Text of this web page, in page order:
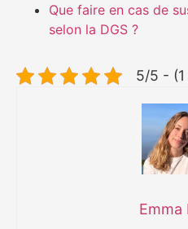
Que faire en cas de
selon la DGS ?
5/5 -
Emma